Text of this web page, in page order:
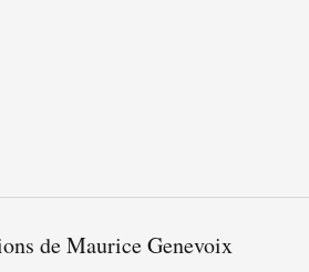
de Maurice Genevoix